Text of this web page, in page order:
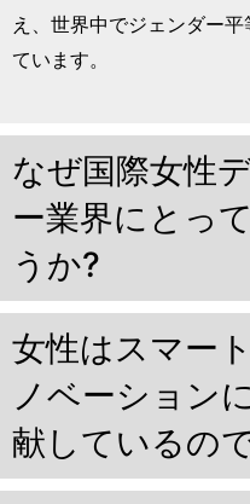
え、世界中でジェンダー
ています。
なぜ国際女性
ー業界にとっ
うか?
女性はスマー
ノベーション
献しているの